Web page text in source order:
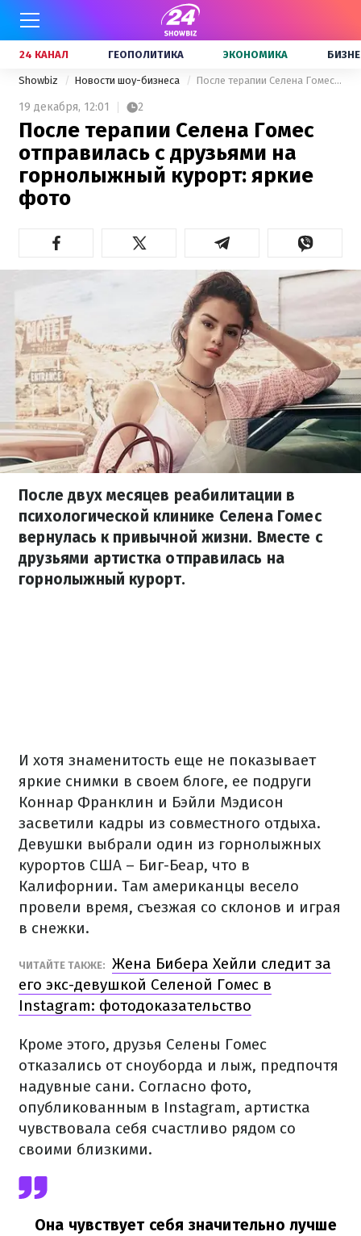
24 КАНАЛ ГЕОПОЛИТИКА ЭКОНОМИКА
Showbiz Новости шоу-бизнеса После терапии Селена Гомес отправилась с друзьями на горнолыжный курорт: яркие фото
19 декабря, 12:01 2
После терапии Селена Гомес
отправилась с друзьями на
горнолыжный курорт: яркие
фото
После двух месяцев реабилитации в
психологической клинике Селена Гомес
вернулась к привычной жизни. Вместе с
друзьями артистка отправилась на
горнолыжный курорт.
И хотя знаменитость еще не показывает
яркие снимки в своем блоге, ее подруги
Коннар Франклин и Бэйли Мэдисон
засветили кадры из совместного отдыха.
Девушки выбрали один из горнолыжных
курортов США – Биг-Беар, что в
Калифорнии. Там американцы весело
провели время, съезжая со склонов и играя
в снежки.
ЧИТАЙТЕ ТАКЖЕ: Жена Бибера Хейли следит за
его экс-девушкой Селеной Гомес в
Instagram: фотодоказательство
Кроме этого, друзья Селены Гомес
отказались от сноуборда и лыж, предпочтя
надувные сани. Согласно фото,
опубликованным в Instagram, артистка
чувствовала себя счастливо рядом со
своими близкими.
Она чувствует себя значительно лучше